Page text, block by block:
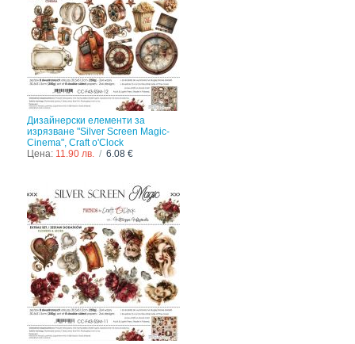
Дизайнерски елементи за
изрязване "Silver Screen Magic-
Cinema", Craft o'Clock
Цена: 11.90 лв. / 6.08 €